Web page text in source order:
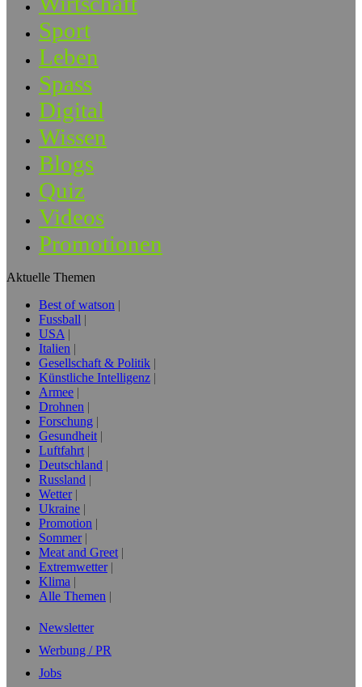
Sport
Leben
Spass
Digital
Wissen
Blogs
Quiz
Videos
Promotionen
Aktuelle Themen
Best of watson
Fussball
USA
Italien
Gesellschaft & Politik
Künstliche Intelligenz
Armee
Drohnen
Forschung
Gesundheit
Luftfahrt
Deutschland
Russland
Wetter
Ukraine
Promotion
Sommer
Meat and Greet
Extremwetter
Klima
Alle Themen
Newsletter
Werbung / PR
Jobs